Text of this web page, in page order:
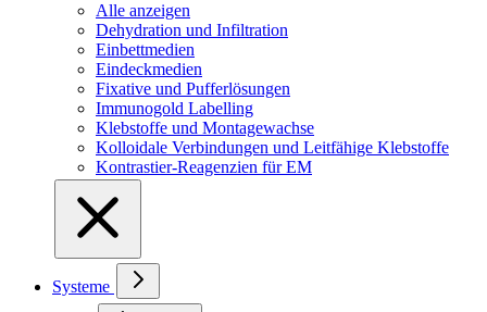
Alle anzeigen
Dehydration und Infiltration
Einbettmedien
Eindeckmedien
Fixative und Pufferlösungen
Immunogold Labelling
Klebstoffe und Montagewachse
Kolloidale Verbindungen und Leitfähige Klebstoffe
Kontrastier-Reagenzien für EM
Systeme